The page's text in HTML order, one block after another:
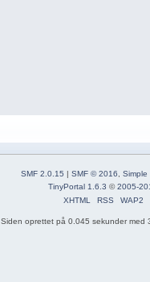
SMF 2.0.15 | SMF © 2016
Simple
TinyPortal 1.6.3 ©2005-
XHTML
RSS WAP2
Siden oprettet på 0.045 sekunder med